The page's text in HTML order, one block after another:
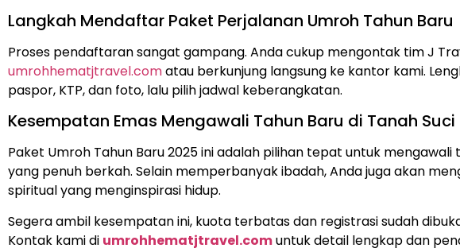
Langkah Mendaftar Paket Perjalanan Umroh Tahun Baru
Proses pendaftaran sangat gampang. Anda cukup mengontak tim J
umrohhematjtravel.comatau berkunjung langsung ke kantor kami.
paspor, KTP, dan foto, lalu pilih jadwal keberangkatan.
Kesempatan Emas Mengawali Tahun Baru di Tanah Suci
Paket Umroh Tahun Baru 2025 ini adalah pilihan tepat untuk mengawali
yang penuh berkah. Selain memperbanyak ibadah, Anda juga akan
spiritual yang menginspirasi hidup.
Segera ambil kesempatan ini, kuota terbatas dan registrasi sudah
Kontak kami di umrohhematjtravel.comuntuk detail lengkap dan